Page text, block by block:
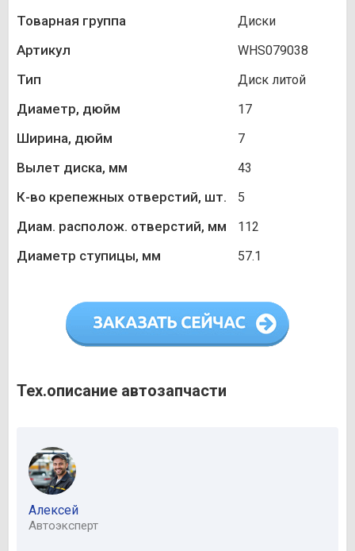
Товарная группа Диски
Артикул WHS079038
Тип Диск литой
Диаметр, дюйм 17
Ширина, дюйм 7
Вылет диска, мм 43
К-во крепежных отверстий, шт. 5
Диам. располож. отверстий, мм 112
Диаметр ступицы, мм 57.1
Тех.описание автозапчасти
Алексей
Автоэксперт